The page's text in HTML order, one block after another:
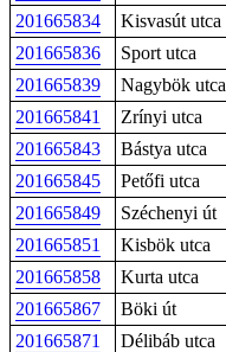
201665834
Kisvasút utca
201665836
Sport utca
201665839
Nagybök utca
201665841
Zrínyi utca
201665843
Bástya utca
201665845
Petőfi utca
201665849
Széchenyi út
201665851
Kisbök utca
201665858
Kurta utca
201665867
Böki út
201665871
Délibáb utca